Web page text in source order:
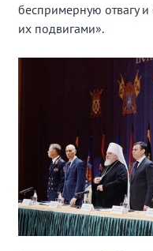
беспримерную отвагу и
их подвигами».